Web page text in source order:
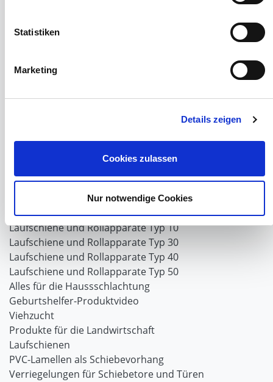
Statistiken
Marketing
Details zeigen
Cookies zulassen
Nur notwendige Cookies
Schiebetor über Eck selber bauen
Hofbedarf
Windschutz Schiebetor
Windschutznetz für Pferdestall
Schiebetor selbst bauen
Schiebebühne
Laufschiene und Rollapparate Typ 10
Laufschiene und Rollapparate Typ 30
Laufschiene und Rollapparate Typ 40
Laufschiene und Rollapparate Typ 50
Alles für die Haussschlachtung
Geburtshelfer-Produktvideo
Viehzucht
Produkte für die Landwirtschaft
Laufschienen
PVC-Lamellen als Schiebevorhang
Verriegelungen für Schiebetore und Türen